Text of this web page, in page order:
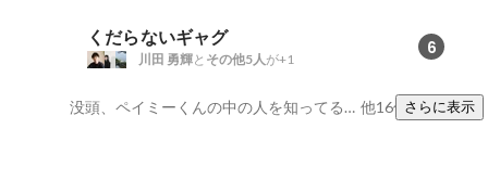
くだらないギャグ 6
川田 勇輝と その他5人が+1
没頭、ペイミーくんの中の人を知ってる、陽気 他16件さらに表示